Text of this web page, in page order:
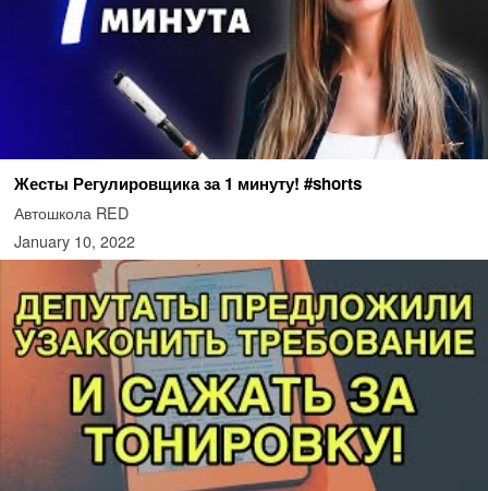
Жесты Регулировщика за 1 минуту! #shorts
Автошкола RED
January 10, 2022